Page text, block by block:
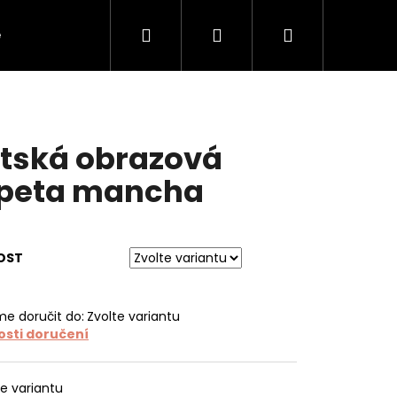
Kontakt
Hledat PřihlášeníNákupní
obrazová
mancha
doručit do: Zvolte variantu
doručení
variantu